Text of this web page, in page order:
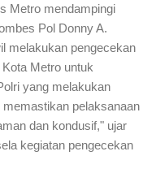
Metro mendampingi
Pol Donny A.
melakukan pengecekan
Metro untuk
yang melakukan
pelaksanaan
dan kondusif," ujar
kegiatan pengecekan